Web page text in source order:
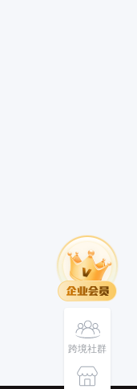
跨境社群